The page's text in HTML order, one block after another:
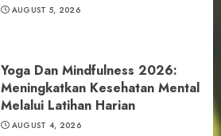
AUGUST 5, 2026
Yoga Dan Mindfulness 2026:
Meningkatkan Kesehatan Mental
Melalui Latihan Harian
AUGUST 4, 2026